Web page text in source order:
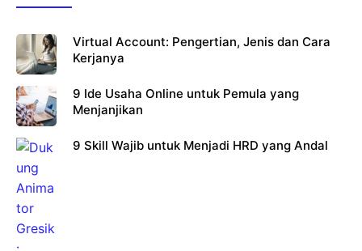
Virtual Account: Pengertian, Jenis dan Cara
Kerjanya
9 Ide Usaha Online untuk Pemula yang
Menjanjikan
9 Skill Wajib untuk Menjadi HRD yang Andal